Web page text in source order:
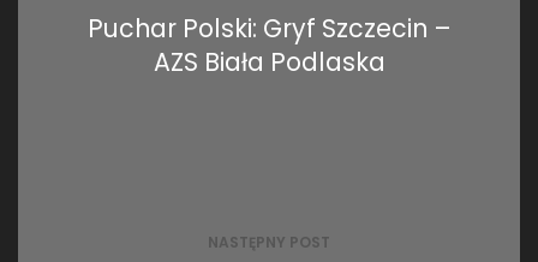
Puchar Polski: Gryf Szczecin –
AZS Biała Podlaska
NASTĘPNY POST